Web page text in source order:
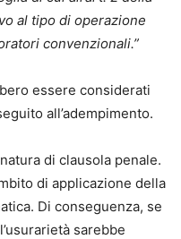
al tipo di operazione
convenzionali.”
essere considerati
all’adempimento.
di clausola penale.
di applicazione della
Di conseguenza, se
sarebbe